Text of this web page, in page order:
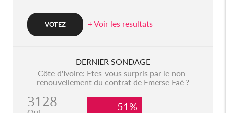
+ Voir les resultats
DERNIER SONDAGE
Côte d'Ivoire: Etes-vous surpris par le non-
renouvellement du contrat de Emerse Faé ?
3128 51%